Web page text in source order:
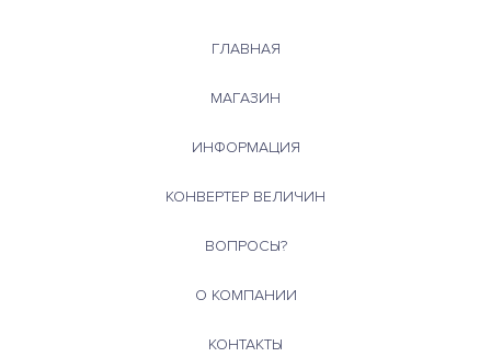
ГЛАВНАЯ
МАГАЗИН
ИНФОРМАЦИЯ
КОНВЕРТЕР ВЕЛИЧИН
ВОПРОСЫ?
О КОМПАНИИ
КОНТАКТЫ